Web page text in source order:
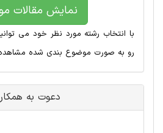
نمایش مقالات
با انتخاب رشته مورد نظر خود می
رو به صورت موضوع بندی شده مشاهده
دعوت به